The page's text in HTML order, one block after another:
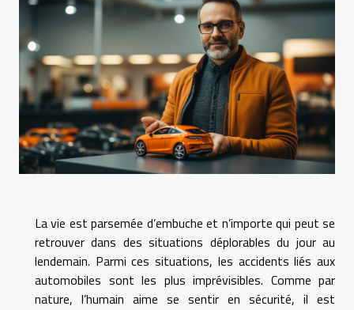
La vie est parsemée d’embuche et n’importe qui peut se
retrouver dans des situations déplorables du jour au
lendemain. Parmi ces situations, les accidents liés aux
automobiles sont les plus imprévisibles. Comme par
nature, l’humain aime se sentir en sécurité, il est